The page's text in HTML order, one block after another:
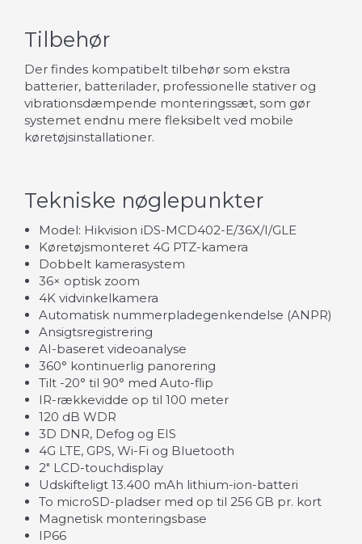
Tilbehør
Der findes kompatibelt tilbehør som ekstra
batterier, batterilader, professionelle stativer og
vibrationsdæmpende monteringssæt, som gør
systemet endnu mere fleksibelt ved mobile
køretøjsinstallationer.
Tekniske nøglepunkter
Model: Hikvision iDS-MCD402-E/36X/I/GLE
Køretøjsmonteret 4G PTZ-kamera
Dobbelt kamerasystem
36× optisk zoom
4K vidvinkelkamera
Automatisk nummerpladegenkendelse (ANPR)
Ansigtsregistrering
AI-baseret videoanalyse
360° kontinuerlig panorering
Tilt -20° til 90° med Auto-flip
IR-rækkevidde op til 100 meter
120 dB WDR
3D DNR, Defog og EIS
4G LTE, GPS, Wi-Fi og Bluetooth
2" LCD-touchdisplay
Udskifteligt 13.400 mAh lithium-ion-batteri
To microSD-pladser med op til 256 GB pr. kort
Magnetisk monteringsbase
IP66